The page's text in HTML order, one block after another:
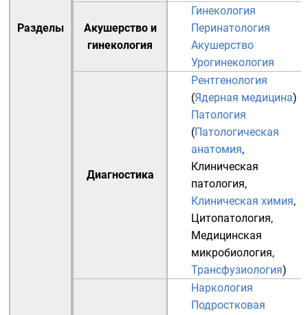
Разделы
Акушерство и
гинекология
Гинекология
Перинатология
Акушерство
Урогинекология
Диагностика
Рентгенология
(Ядерная медицина)
Патология
(Патологическая
анатомия,
Клиническая
патология,
Клиническая химия,
Цитопатология,
Медицинская
микробиология,
Трансфузиология)
Наркология
Подростковая